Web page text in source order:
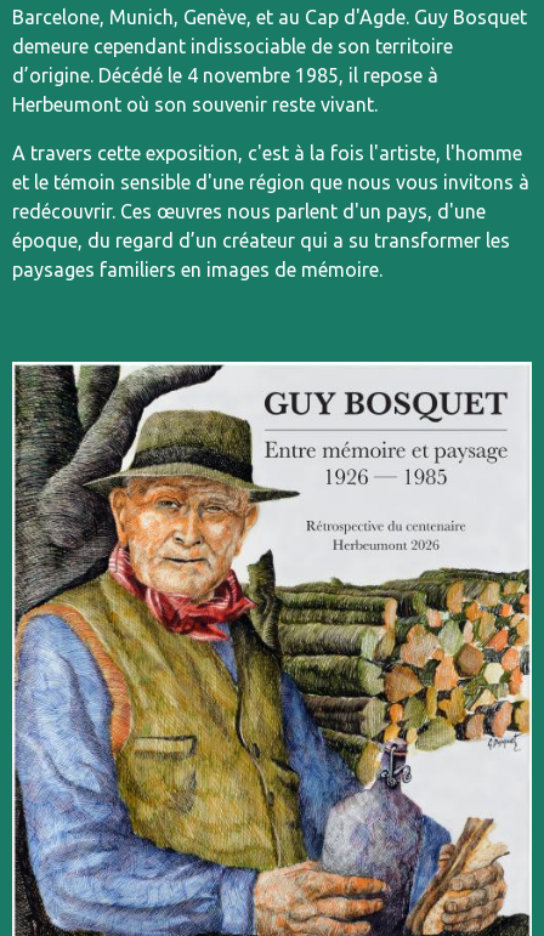
Barcelone, Munich, Genève, et au Cap d'Agde. Guy Bosquet
demeure cependant indissociable de son territoire
d’origine. Décédé le 4 novembre 1985, il repose à
Herbeumont où son souvenir reste vivant.
A travers cette exposition, c'est à la fois l'artiste, l'homme
et le témoin sensible d'une région que nous vous invitons à
redécouvrir. Ces œuvres nous parlent d'un pays, d'une
époque, du regard d’un créateur qui a su transformer les
paysages familiers en images de mémoire.